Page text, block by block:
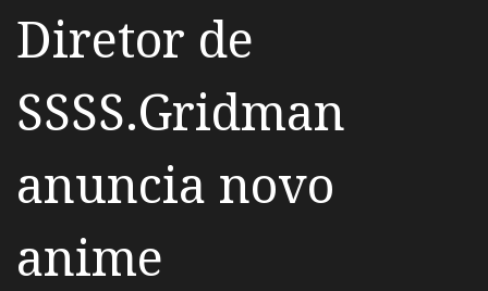
Diretor de
SSSS.Gridman
anuncia novo
anime